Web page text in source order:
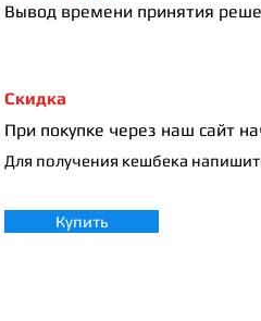
Вывод времени принятия
Скидка
При покупке через наш сайт
Для получения кешбека
Купить